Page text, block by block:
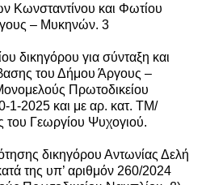
Κωνσταντίνου και Φωτίου
– Μυκηνών. 3
δικηγόρου για σύνταξη και
του Δήμου Άργους –
Πρωτοδικείου
1-2025 και με αρ. κατ. ΤΜ/
Γεωργίου Ψυχογιού.
δικηγόρου Αντωνίας Δελή
της υπ’ αριθμόν 260/2024